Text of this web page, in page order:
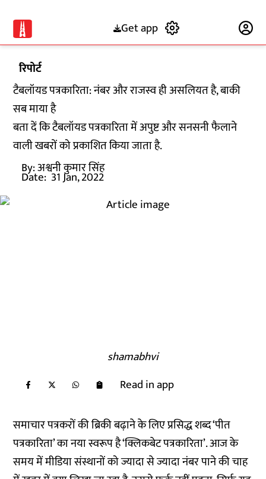
Get app
रिपोर्ट
टैबलॉयड पत्रकारिता: नंबर और राजस्व ही असलियत है, बाकी
सब माया है
बता दें कि टैबलॉयड पत्रकारिता में अपुष्ट और सनसनी फैलाने
वाली खबरों को प्रकाशित किया जाता है.
By:अश्वनी कुमार सिंह
Date: 31 Jan, 2022
shamabhvi
Read in app
समाचार पत्रकरों की ब्रिकी बढ़ाने के लिए प्रसिद्ध शब्द ‘पीत
पत्रकारिता’ का नया स्वरूप है ‘क्लिकबेट पत्रकारिता’. आज के
समय में मीडिया संस्थानों को ज्यादा से ज्यादा नंबर पाने की चाह